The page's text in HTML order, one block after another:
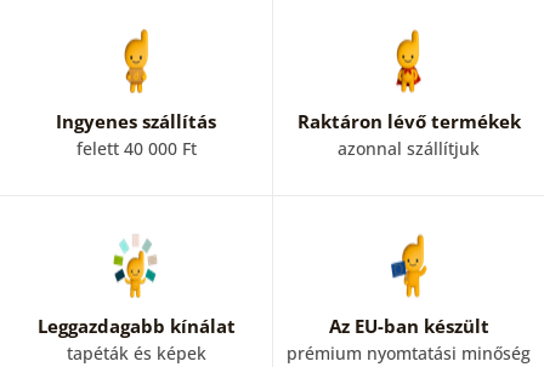
Ingyenes szállítás
felett 40 000 Ft
Raktáron lévő termékek
azonnal szállítjuk
Leggazdagabb kínálat
tapéták és képek
Az EU-ban készült
prémium nyomtatási minőség